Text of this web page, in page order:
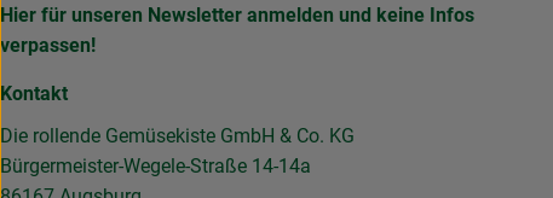
Hier für unseren Newsletter anmelden und keine Infos
verpassen!
Kontakt
Die rollende Gemüsekiste GmbH & Co. KG
Bürgermeister-Wegele-Straße 14-14a